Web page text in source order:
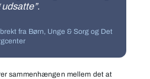
udsatte”.
fra Børn, Unge & Sorg og Det
sammenhængen mellem det at